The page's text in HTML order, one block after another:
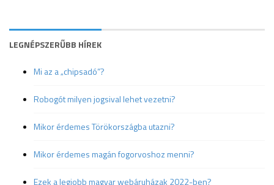
LEGNÉPSZERŰBB HÍREK
Mi az a „chipsadó”?
Robogót milyen jogsival lehet vezetni?
Mikor érdemes Törökországba utazni?
Mikor érdemes magán fogorvoshoz menni?
Ezek a legjobb magyar webáruházak 2022-ben?